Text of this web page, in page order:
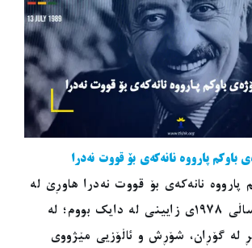
باوکم پارووە نانەکەی بۆ قووت نەدرا
پارووە نانەکەی بۆ قووت نەدرا هاوڕێ لە
مانگی ٨ی ساڵی ١٩٧٨ی زایینی لە دایک بووم؛ لە
لە گۆڕان، شۆڕش و ئاڵۆزیی مێژووی